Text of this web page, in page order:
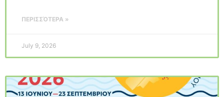
ΠΕΡΙΣΣΌΤΕΡΑ »
July 9, 2026